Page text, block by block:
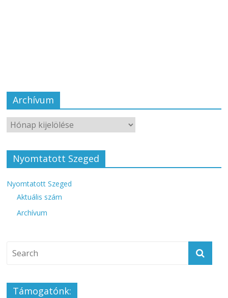
Archívum
Nyomtatott Szeged
Nyomtatott Szeged
Aktuális szám
Archívum
Támogatónk: